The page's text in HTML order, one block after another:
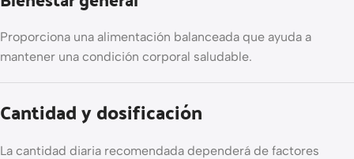
Proporciona una alimentación balanceada que ayuda a
mantener una condición corporal saludable.
Cantidad y dosificación
La cantidad diaria recomendada dependerá de factores